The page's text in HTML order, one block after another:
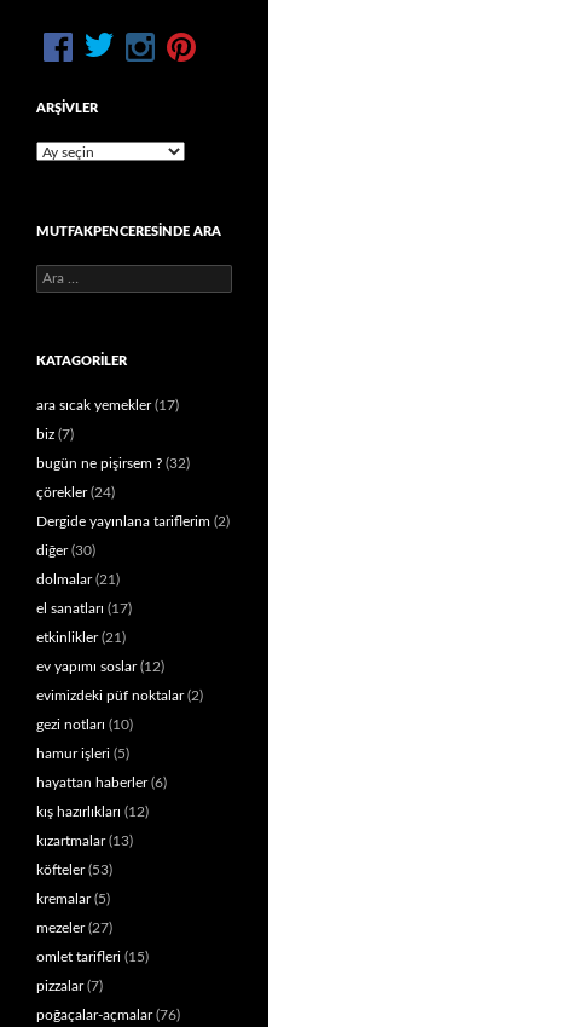
ARŞIVLER
Arşivler
MUTFAKPENCERESINDE ARA
Arama:
KATAGORILER
ara sıcak yemekler(17)
biz (7)
bugün ne pişirsem ? (32)
çörekler(24)
Dergide yayınlana tariflerim (2)
diğer(30)
dolmalar(21)
el sanatları (17)
etkinlikler(21)
ev yapımı soslar(12)
evimizdeki püf noktalar(2)
gezi notları (10)
hamur işleri (5)
hayattan haberler(6)
kış hazırlıkları (12)
kızartmalar(13)
köfteler(53)
kremalar(5)
mezeler(27)
omlet tarifleri (15)
pizzalar(7)
poğaçalar-açmalar(76)